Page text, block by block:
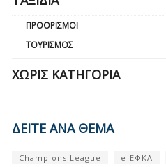
ΠΡΟΟΡΙΣΜΟΊ
ΤΟΥΡΙΣΜΌΣ
ΧΩΡΊΣ ΚΑΤΗΓΟΡΊΑ
ΔΕΙΤΕ ΑΝΑ ΘΕΜΑ
Champions League e-ΕΦΚΑ